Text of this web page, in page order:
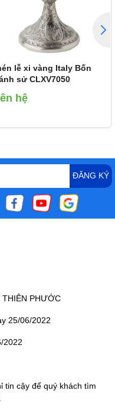
lễ xi vàng Italy Bốn
sử CLXV7050
hệ
ĐĂNG KÝ
THIÊN PHƯỚC
25/06/2022
2022
tin cậy để quý khách tìm